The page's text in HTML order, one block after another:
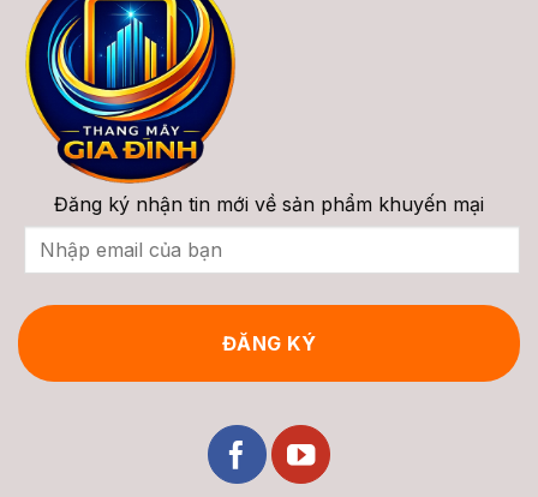
Đăng ký nhận tin mới về sản phẩm khuyến mại